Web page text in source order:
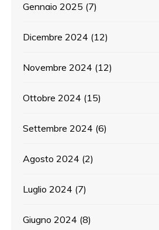
Gennaio 2025 (7)
Dicembre 2024 (12)
Novembre 2024 (12)
Ottobre 2024 (15)
Settembre 2024 (6)
Agosto 2024 (2)
Luglio 2024 (7)
Giugno 2024 (8)